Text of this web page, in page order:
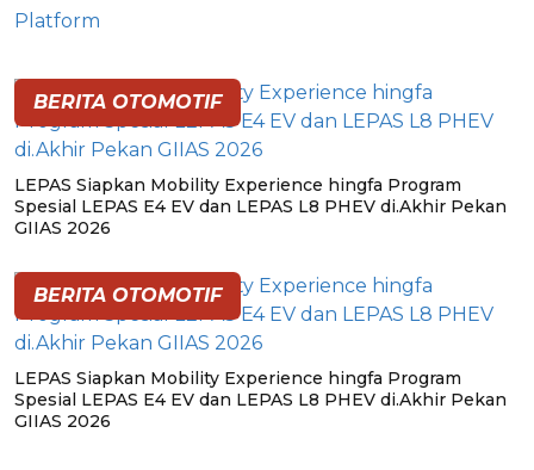
BERITA OTOMOTIF
LEPAS Siapkan Mobility Experience hingfa Program
Spesial LEPAS E4 EV dan LEPAS L8 PHEV di.Akhir Pekan
GIIAS 2026
BERITA OTOMOTIF
LEPAS Siapkan Mobility Experience hingfa Program
Spesial LEPAS E4 EV dan LEPAS L8 PHEV di.Akhir Pekan
GIIAS 2026